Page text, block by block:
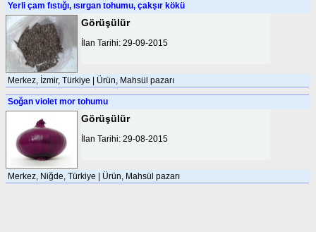
Yerli çam fıstığı, ısırgan tohumu, çakşır kökü
Görüşülür
İlan Tarihi: 29-09-2015
Merkez, İzmir, Türkiye | Ürün, Mahsül pazarı
Soğan violet mor tohumu
Görüşülür
İlan Tarihi: 29-08-2015
Merkez, Niğde, Türkiye | Ürün, Mahsül pazarı